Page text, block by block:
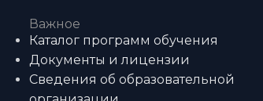
Важное
Каталог программ обучения
Документы и лицензии
Сведения об образовательной